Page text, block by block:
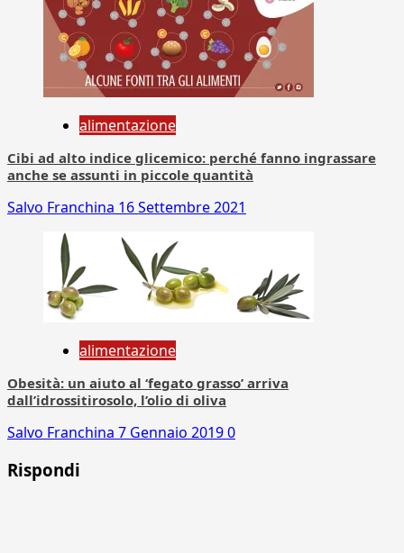
alimentazione
Cibi ad alto indice glicemico: perché fanno ingrassare
anche se assunti in piccole quantità
Salvo Franchina 16 Settembre 2021
alimentazione
Obesità: un aiuto al ‘fegato grasso’ arriva
dall’idrossitirosolo, l’olio di oliva
Salvo Franchina 7 Gennaio 20190
Rispondi